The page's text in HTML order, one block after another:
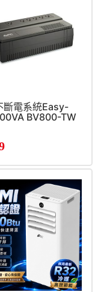
斷電系統Easy-
BV800-TW